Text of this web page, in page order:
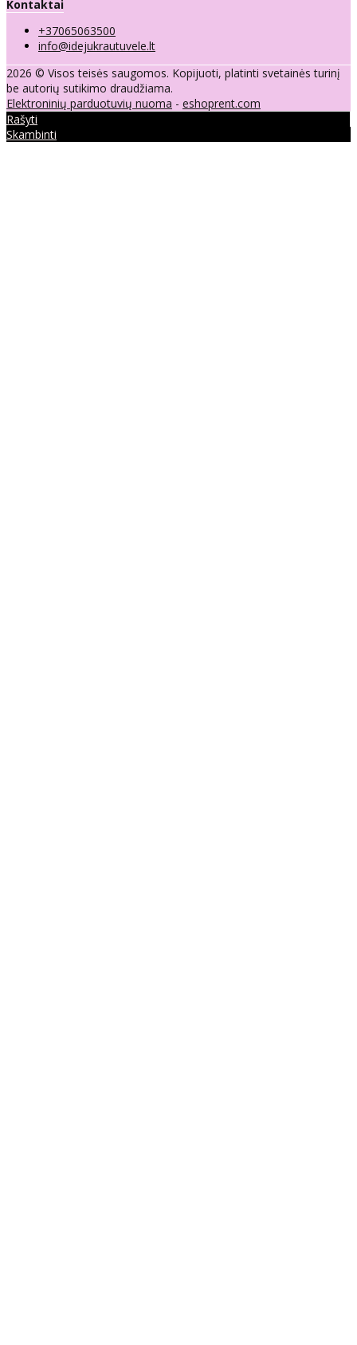
Kontaktai
+37065063500
info@idejukrautuvele.lt
2026 © Visos teisės saugomos. Kopijuoti, platinti svetainės turinį
be autorių sutikimo draudžiama.
Elektroninių parduotuvių nuoma - eshoprent.com
Rašyti
Skambinti